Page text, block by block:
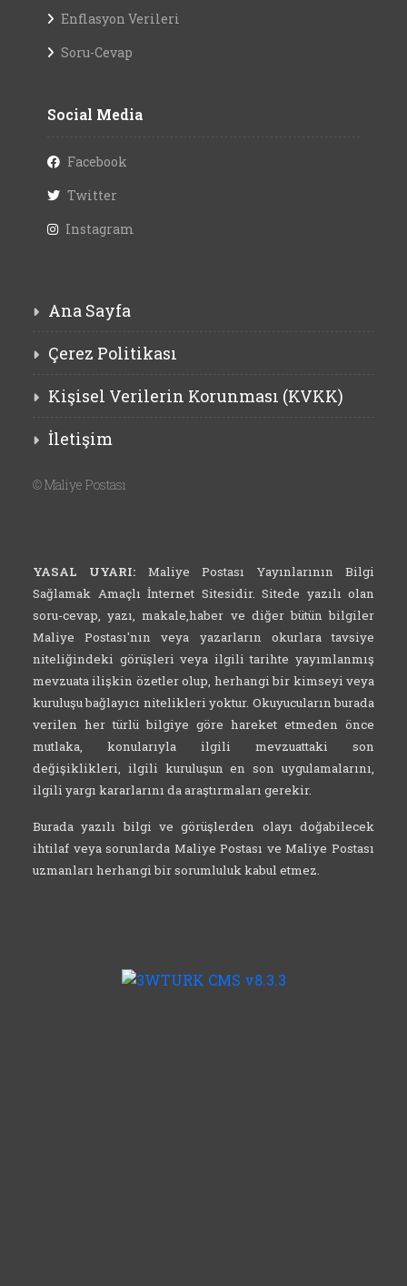
Enflasyon Verileri
Soru-Cevap
Social Media
Facebook
Twitter
Instagram
Ana Sayfa
Çerez Politikası
Kişisel Verilerin Korunması (KVKK)
İletişim
©Maliye Postası
YASAL UYARI: Maliye Postası Yayınlarının Bilgi
Sağlamak Amaçlı İnternet Sitesidir. Sitede yazılı olan
soru-cevap, yazı, makale,haber ve diğer bütün bilgiler
Maliye Postası'nın veya yazarların okurlara tavsiye
niteliğindeki görüşleri veya ilgili tarihte yayımlanmış
mevzuata ilişkin özetler olup, herhangi bir kimseyi veya
kuruluşu bağlayıcı nitelikleri yoktur. Okuyucuların burada
verilen her türlü bilgiye göre hareket etmeden önce
mutlaka, konularıyla ilgili mevzuattaki son
değişiklikleri, ilgili kuruluşun en son uygulamalarını,
ilgili yargı kararlarını da araştırmaları gerekir.
Burada yazılı bilgi ve görüşlerden olayı doğabilecek
ihtilaf veya sorunlarda Maliye Postası ve Maliye Postası
uzmanları herhangi bir sorumluluk kabul etmez.